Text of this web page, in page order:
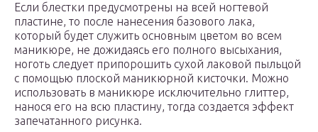
Если блестки предусмотрены на всей ногтевой
пластине, то после нанесения базового лака,
который будет служить основным цветом во всем
маникюре, не дожидаясь его полного высыхания,
ноготь следует припорошить сухой лаковой пыльцой
с помощью плоской маникюрной кисточки. Можно
использовать в маникюре исключительно глиттер,
нанося его на всю пластину, тогда создается эффект
запечатанного рисунка.